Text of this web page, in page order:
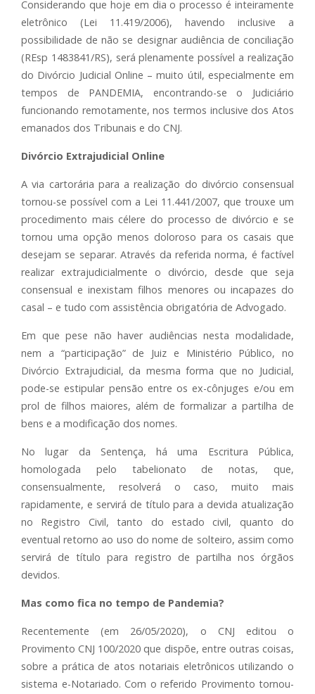
Considerando que hoje em dia o processo é inteiramente
eletrônico (Lei 11.419/2006), havendo inclusive a
possibilidade de não se designar audiência de conciliação
(REsp 1483841/RS), será plenamente possível a realização
do Divórcio Judicial Online – muito útil, especialmente em
tempos de PANDEMIA, encontrando-se o Judiciário
funcionando remotamente, nos termos inclusive dos Atos
emanados dos Tribunais e do CNJ.
Divórcio Extrajudicial Online
A via cartorária para a realização do divórcio consensual
tornou-se possível com a Lei 11.441/2007, que trouxe um
procedimento mais célere do processo de divórcio e se
tornou uma opção menos doloroso para os casais que
desejam se separar. Através da referida norma, é factível
realizar extrajudicialmente o divórcio, desde que seja
consensual e inexistam filhos menores ou incapazes do
casal – e tudo com assistência obrigatória de Advogado.
Em que pese não haver audiências nesta modalidade,
nem a “participação” de Juiz e Ministério Público, no
Divórcio Extrajudicial, da mesma forma que no Judicial,
pode-se estipular pensão entre os ex-cônjuges e/ou em
prol de filhos maiores, além de formalizar a partilha de
bens e a modificação dos nomes.
No lugar da Sentença, há uma Escritura Pública,
homologada pelo tabelionato de notas, que,
consensualmente, resolverá o caso, muito mais
rapidamente, e servirá de título para a devida atualização
no Registro Civil, tanto do estado civil, quanto do
eventual retorno ao uso do nome de solteiro, assim como
servirá de título para registro de partilha nos órgãos
devidos.
Mas como fica no tempo de Pandemia?
Recentemente (em 26/05/2020), o CNJ editou o
Provimento CNJ 100/2020 que dispõe, entre outras coisas,
sobre a prática de atos notariais eletrônicos utilizando o
sistema e-Notariado. Com o referido Provimento tornou-